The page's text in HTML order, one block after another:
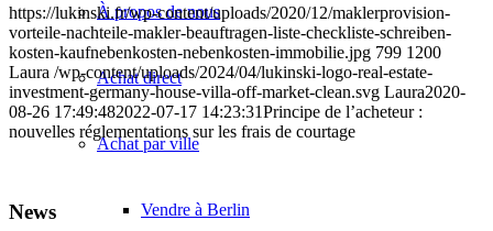
À propos de nous
Achat direct
Achat par ville
Vendre à Berlin
https://lukinski.fr/wp-content/uploads/2020/12/maklerprovision-
vorteile-nachteile-makler-beauftragen-liste-checkliste-schreiben-
kosten-kaufnebenkosten-nebenkosten-immobilie.jpg 799 1200
Laura /wp-content/uploads/2024/04/lukinski-logo-real-estate-
investment-germany-house-villa-off-market-clean.svg Laura2020-
08-26 17:49:482022-07-17 14:23:31Principe de l’acheteur :
nouvelles réglementations sur les frais de courtage
News